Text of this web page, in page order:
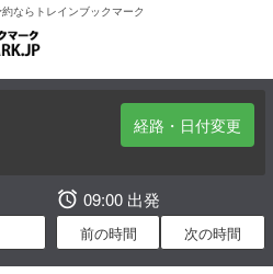
ならトレインブックマーク
経路・日付変更
 09:00 出発
前の時間 次の時間